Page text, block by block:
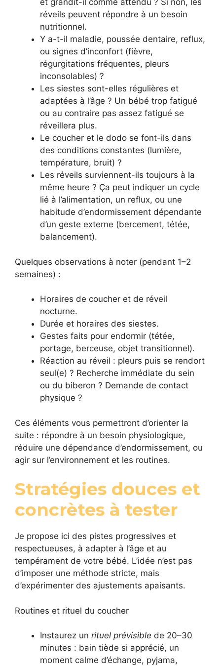
et grandit-il comme attendu ? Si non, les
réveils peuvent répondre à un besoin
nutritionnel.
Y a-t-il maladie, poussée dentaire, reflux,
ou signes d’inconfort (fièvre,
régurgitations fréquentes, pleurs
inconsolables) ?
Les siestes sont-elles régulières et
adaptées à l’âge ? Un bébé trop fatigué
ou au contraire pas assez fatigué se
réveillera plus.
Le coucher et le dodo se font-ils dans
des conditions constantes (lumière,
température, bruit) ?
Les réveils surviennent-ils toujours à la
même heure ? Ça peut indiquer un cycle
lié à l’alimentation, un reflux, ou une
habitude d’endormissement dépendante
d’un geste externe (bercement, tétée,
balancement).
Quelques observations à noter (pendant 1–2
semaines) :
Horaires de coucher et de réveil
nocturne.
Durée et horaires des siestes.
Gestes faits pour endormir (tétée,
portage, berceuse, objet transitionnel).
Réaction au réveil : pleurs puis se rendort
seul(e) ? Recherche immédiate du sein
ou du biberon ? Demande de contact
physique ?
Ces éléments vous permettront d’orienter la
suite : répondre à un besoin physiologique,
réduire une dépendance d’endormissement, ou
agir sur l’environnement et les routines.
Stratégies douces et
concrètes à tester
Je propose ici des pistes progressives et
respectueuses, à adapter à l’âge et au
tempérament de votre bébé. L’idée n’est pas
d’imposer une méthode stricte, mais
d’expérimenter des ajustements apaisants.
Routines et rituel du coucher
Instaurez un rituel prévisible de 20–30
minutes : bain tiède si apprécié, un
moment calme d’échange, pyjama,